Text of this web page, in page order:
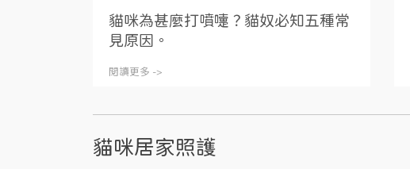
貓咪為甚麼打噴嚏？貓奴必知五種常
見原因。
閱讀更多 ->
貓咪居家照護